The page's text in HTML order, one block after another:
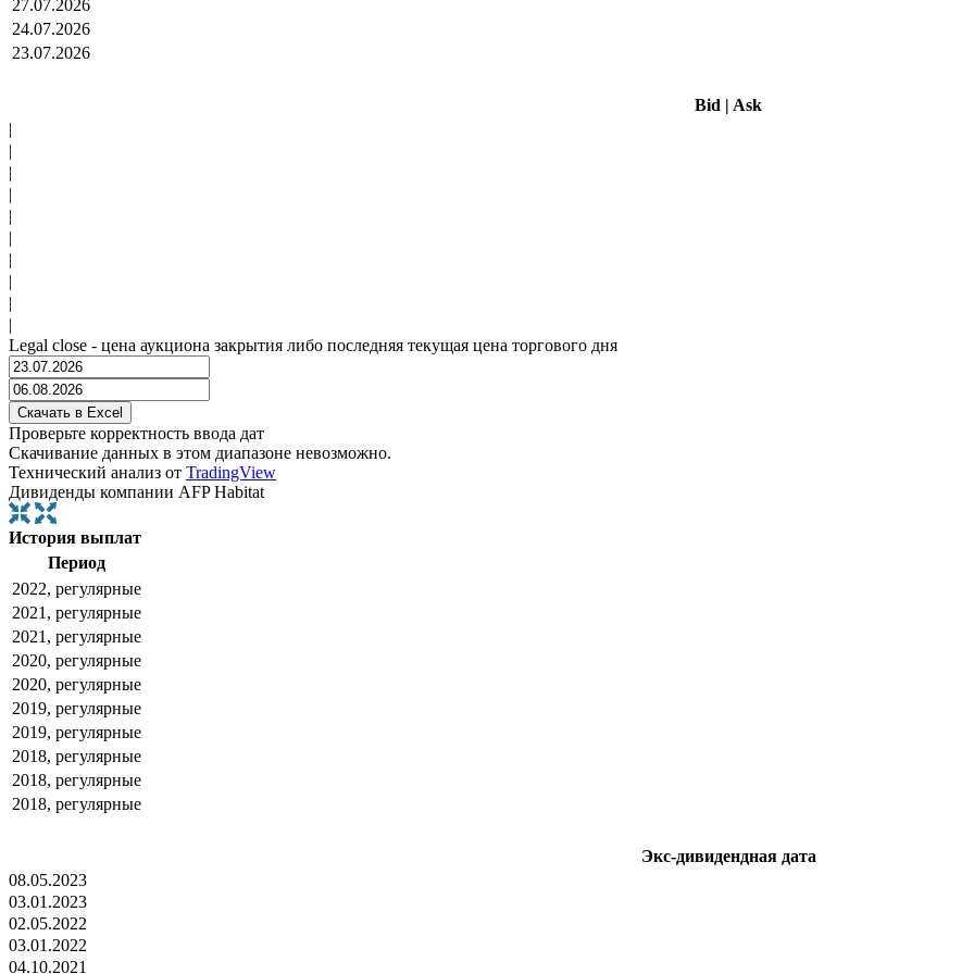
27.07.2026
24.07.2026
23.07.2026
Bid | Ask
|
|
|
|
|
|
|
|
|
|
Legal close - цена аукциона закрытия либо последняя текущая цена торгового дня
Проверьте корректность ввода дат
Скачивание данных в этом диапазоне невозможно.
Технический анализ от TradingView
Дивиденды компании AFP Habitat
История выплат
Период
2022, регулярные
2021, регулярные
2021, регулярные
2020, регулярные
2020, регулярные
2019, регулярные
2019, регулярные
2018, регулярные
2018, регулярные
2018, регулярные
Экс-дивидендная дата
08.05.2023
03.01.2023
02.05.2022
03.01.2022
04.10.2021